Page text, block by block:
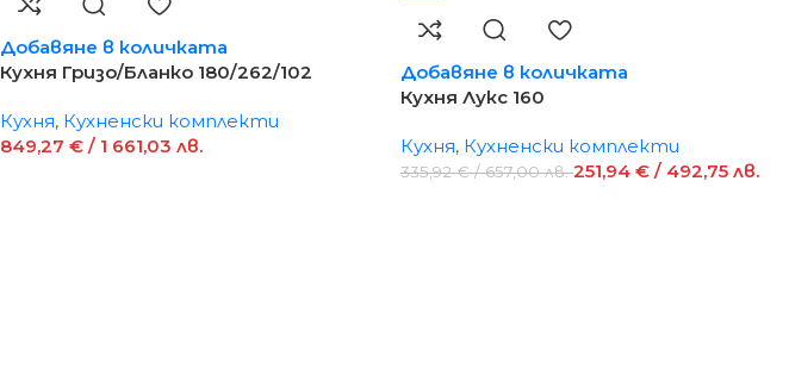
Добавяне в количката
Кухня Гризо/Бланко 180/262/102
Кухня, Кухненски комплекти
849,27 € / 1 661,03 лв.
Добавяне в количката
Кухня Лукс 160
Кухня, Кухненски комплекти
335,92€/ 657,00 лв.251,94 € / 492,75 лв.